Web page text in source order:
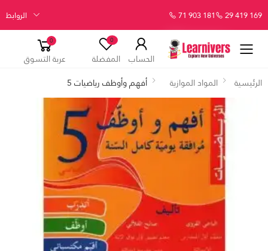
29 419 169
71 903 181 الروابط
الحساب
0
المفضلة
0
عربة التسوق
الرئيسية
المواد الموازية أفهم وأوظف رياضيات 5